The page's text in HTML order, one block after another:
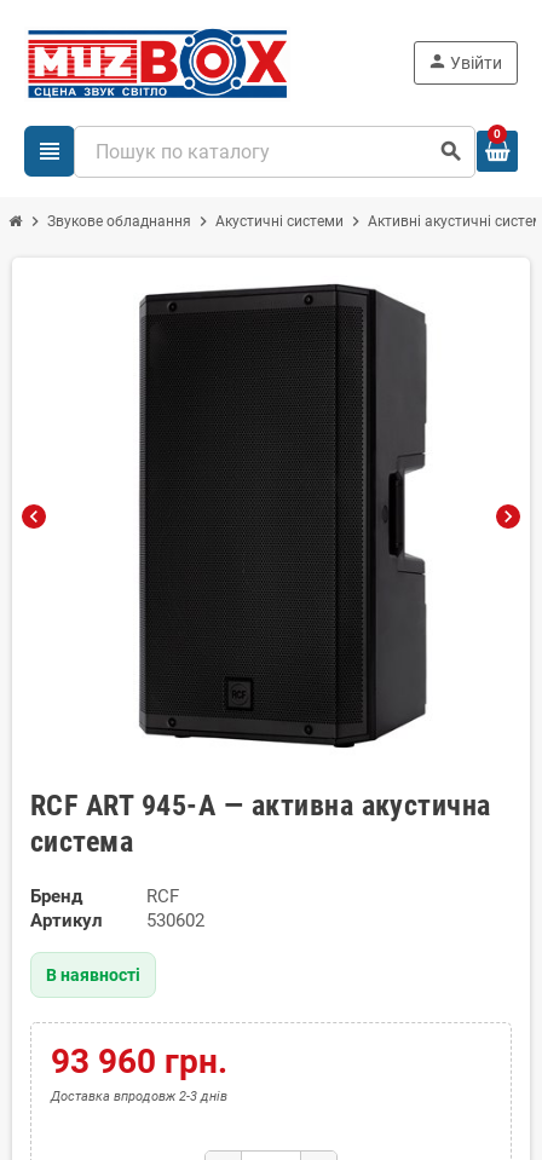
view_headline search
person Увійти
0
chevron_right Звукове обладнання chevron_right Акустичні системи chevron_right Активні акустичні
chevron_left chevron_right
RCF ART 945-A — активна акустична
система
Бренд
RCF
Артикул
530602
В наявності
93 960 грн.
Доставка впродовж 2-3 днів